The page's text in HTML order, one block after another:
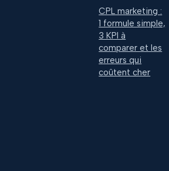
CPL marketing :
1 formule simple,
3 KPI à
comparer et les
erreurs qui
coûtent cher